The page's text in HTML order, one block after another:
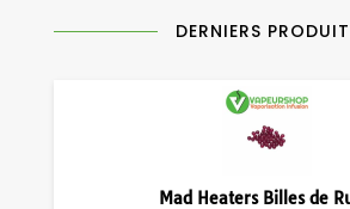
DERNIERS
Mad Heaters Billes de